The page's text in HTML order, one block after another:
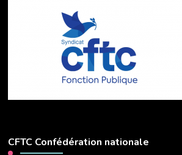
CFTC Confédération nationale